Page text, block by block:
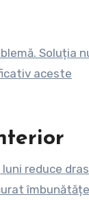
Soluția
aceste
reduce